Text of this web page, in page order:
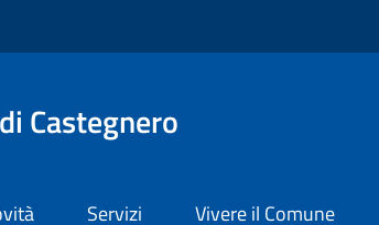
Castegnero
Servizi Vivere il Comune